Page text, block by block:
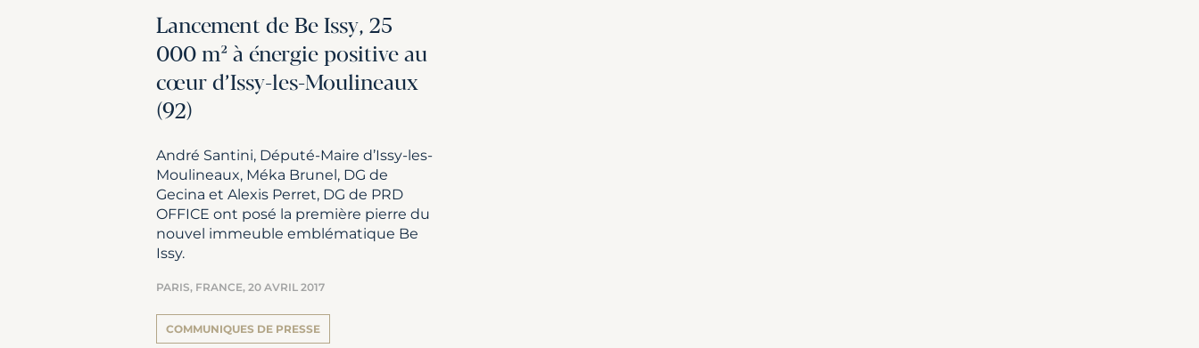
Lancement de Be Issy, 25
000 m² à énergie positive au
cœur d’Issy-les-Moulineaux
(92)
André Santini, Député-Maire d’Issy-les-
Moulineaux, Méka Brunel, DG de
Gecina et Alexis Perret, DG de PRD
OFFICE ont posé la première pierre du
nouvel immeuble emblématique Be
Issy.
PARIS, FRANCE, 20 AVRIL 2017
COMMUNIQUES DE PRESSE